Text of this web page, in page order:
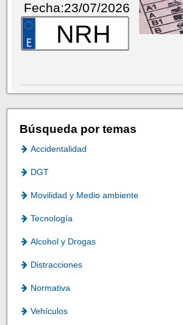
Fecha:23/07/2026
NRH
Búsqueda por temas
Accidentalidad
DGT
Movilidad y Medio ambiente
Tecnología
Alcohol y Drogas
Distracciones
Normativa
Vehículos